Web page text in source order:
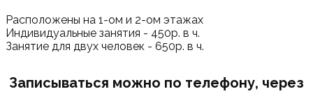
Расположены на 1-ом и 2-ом этажах
Индивидуальные занятия - 450р. в ч.
Занятие для двух человек - 650р. в ч.
Записываться можно по телефону, через